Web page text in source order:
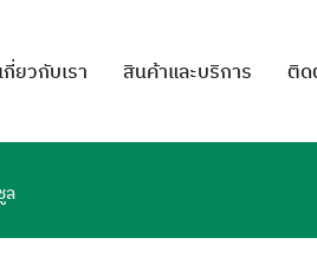
เกี่ยวกับเรา สินค้าและบริการ ติด
ล